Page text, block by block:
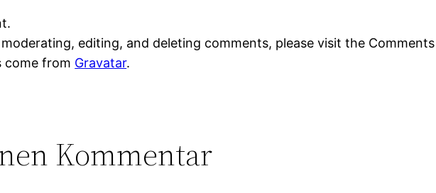
editing, and deleting comments, please visit the
come from Gravatar.
Kommentar